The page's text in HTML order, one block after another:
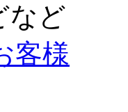
など
客様